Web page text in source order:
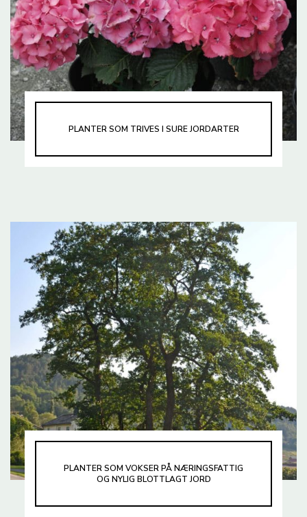
PLANTER SOM TRIVES I SURE JORDARTER
PLANTER SOM VOKSER PÅ NÆRINGSFATTIG
OG NYLIG BLOTTLAGT JORD